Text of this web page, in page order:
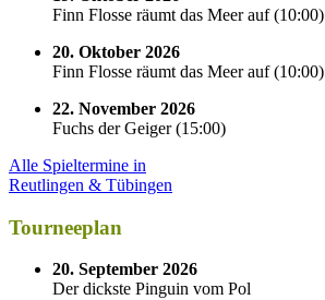
Finn Flosse räumt das Meer auf(10:00)
20. Oktober 2026
Finn Flosse räumt das Meer auf(10:00)
22. November 2026
Fuchs der Geiger(15:00)
Alle Spieltermine in
Reutlingen & Tübingen
Tourneeplan
20. September 2026
Der dickste Pinguin vom Pol